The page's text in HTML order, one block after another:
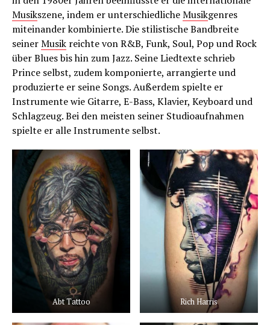
Musikszene, indem er unterschiedlicheMusikgenres
miteinander kombinierte. Die stilistische Bandbreite
seinerMusik reichte von R&B, Funk, Soul, Pop und Rock
über Blues bis hin zum Jazz. Seine Liedtexte schrieb
Prince selbst, zudem komponierte, arrangierte und
produzierte er seine Songs. Außerdem spielte er
Instrumente wie Gitarre, E-Bass, Klavier, Keyboard und
Schlagzeug. Bei den meisten seiner Studioaufnahmen
spielte er alle Instrumente selbst.
Abt Tattoo Rich Harris